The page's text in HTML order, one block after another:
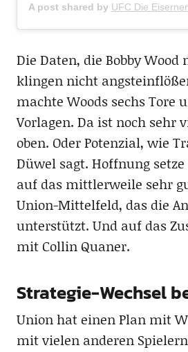
A post shared by UFC Die
Die Daten, die Bobby
klingen nicht
machte Woods sechs Tore
Vorlagen. Da ist noch sehr
oben. Oder Potenzial, wie
Düwel sagt. Hoffnung
auf das mittlerweile sehr
Union-Mittelfeld, das die
unterstützt. Und auf das
mit Collin Quaner.
Strategie-Wechsel
Union hat einen Plan mit
mit vielen anderen